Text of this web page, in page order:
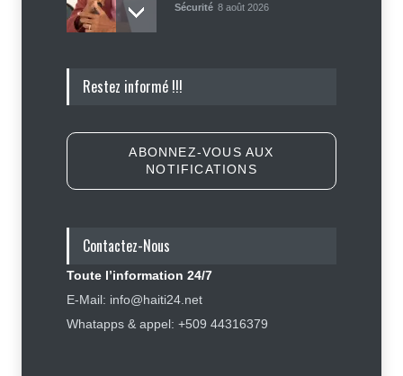
Sécurité 8 août 2026
Trump et anti immigration, tombe
Journalisme sportif : l'urgence de
Police nationale : les divisions
internes profitent-elles aux gangs
Restez informé !!!
ABONNEZ-VOUS AUX
NOTIFICATIONS
Contactez-Nous
Toute l’information 24/7
E-Mail: info@haiti24.net
Whatapps & appel: +509 44316379